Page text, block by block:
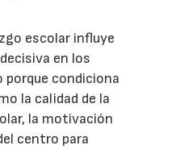
escolar influye
en los
porque condiciona
la calidad de la
la motivación
centro para